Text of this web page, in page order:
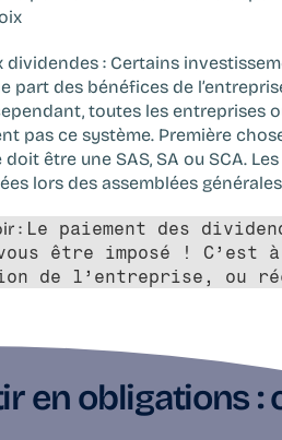
dividendes : Certains
part des bénéfices de
toutes les entreprises
pas ce système. Première
doit être une SAS, SA ou SCA.
lors des assemblées
: Le paiement des
être imposé ! C’est
de l’entreprise, ou
en obligations